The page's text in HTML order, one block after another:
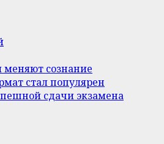
меняют сознание
стал популярен
сдачи экзамена